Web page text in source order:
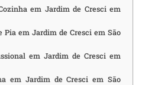
em Jardim de Cresci em
Pia em Jardim de Cresci em São
em Jardim de Cresci em
em Jardim de Cresci em São